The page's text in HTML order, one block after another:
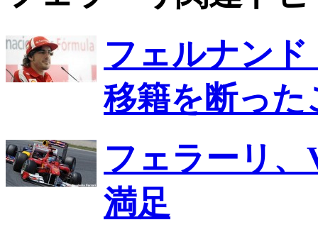
フェルナン
移籍を断っ
フェラーリ
満足